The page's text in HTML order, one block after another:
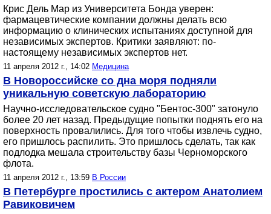
Крис Дель Мар из Университета Бонда уверен:
фармацевтические компании должны делать всю
информацию о клинических испытаниях доступной для
независимых экспертов. Критики заявляют: по-
настоящему независимых экспертов нет.
11 апреля 2012 г., 14:02 Медицина
В Новороссийске со дна моря подняли
уникальную советскую лабораторию
Научно-исследовательское судно "Бентос-300" затонуло
более 20 лет назад. Предыдущие попытки поднять его на
поверхность провалились. Для того чтобы извлечь судно,
его пришлось распилить. Это пришлось сделать, так как
подлодка мешала строительству базы Черноморского
флота.
11 апреля 2012 г., 13:59 В России
В Петербурге простились с актером Анатолием
Равиковичем